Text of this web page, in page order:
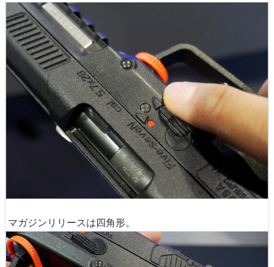
マガジンリリースは四角形。